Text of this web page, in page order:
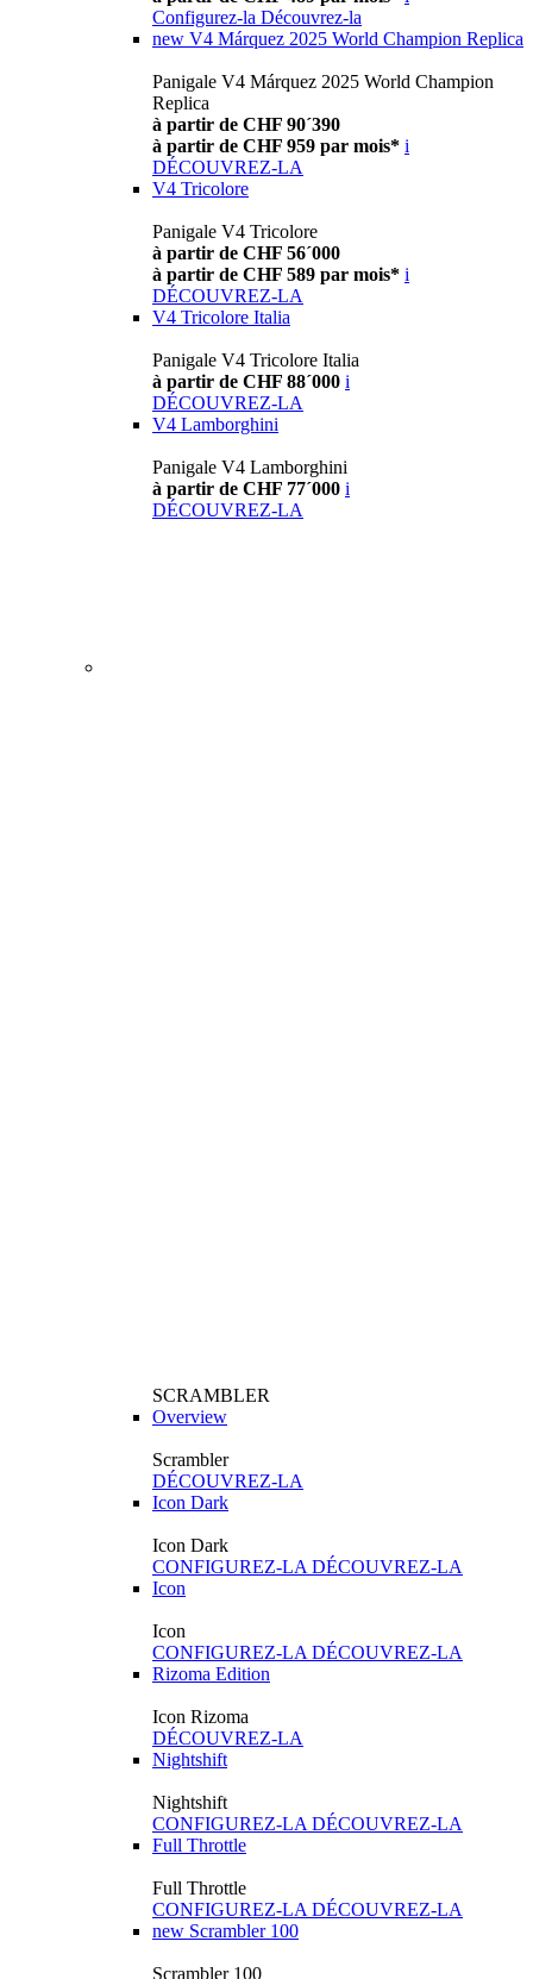
Configurez-la Découvrez-la
new V4 Márquez 2025 World Champion Replica
Panigale V4 Márquez 2025 World Champion
Replica
à partir de CHF 90´390
à partir de CHF 959 par mois* i
DÉCOUVREZ-LA
V4 Tricolore
Panigale V4 Tricolore
à partir de CHF 56´000
à partir de CHF 589 par mois* i
DÉCOUVREZ-LA
V4 Tricolore Italia
Panigale V4 Tricolore Italia
à partir de CHF 88´000 i
DÉCOUVREZ-LA
V4 Lamborghini
Panigale V4 Lamborghini
à partir de CHF 77´000 i
DÉCOUVREZ-LA
SCRAMBLER
Overview
Scrambler
DÉCOUVREZ-LA
Icon Dark
Icon Dark
CONFIGUREZ-LA DÉCOUVREZ-LA
Icon
Icon
CONFIGUREZ-LA DÉCOUVREZ-LA
Rizoma Edition
Icon Rizoma
DÉCOUVREZ-LA
Nightshift
Nightshift
CONFIGUREZ-LA DÉCOUVREZ-LA
Full Throttle
Full Throttle
CONFIGUREZ-LA DÉCOUVREZ-LA
new Scrambler 100
Scrambler 100